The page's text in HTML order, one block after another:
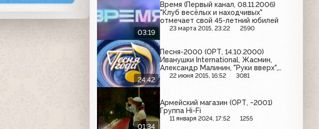
03:19
Время (Первый канал, 08.11.2006)
"Клуб весёлых и находчивых"
отмечает свой 45-летний юбилей
23 марта 2015, 23:22 2590
24:42
Песня-2000 (ОРТ, 14.10.2000)
Иванушки International, Жасмин,
Александр Малинин, "Руки вверх",
Татьяна Овсиенко, Валерий Меладзе
22 июня 2015, 16:52 3081
01:34
Армейский магазин (ОРТ, ~2001)
Группа Hi-Fi
11 января 2024, 17:52 1255